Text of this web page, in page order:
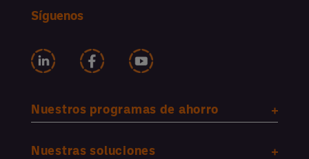
Síguenos
Nuestros programas de ahorro
Nuestras soluciones